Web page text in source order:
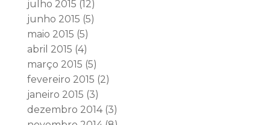
julho 2015 (12)
junho 2015 (5)
maio 2015 (5)
abril 2015 (4)
março 2015 (5)
fevereiro 2015 (2)
janeiro 2015 (3)
dezembro 2014(3)